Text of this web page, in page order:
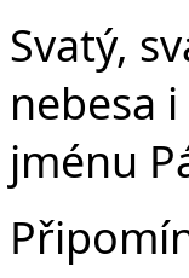
Svatý,
nebesa
jménu